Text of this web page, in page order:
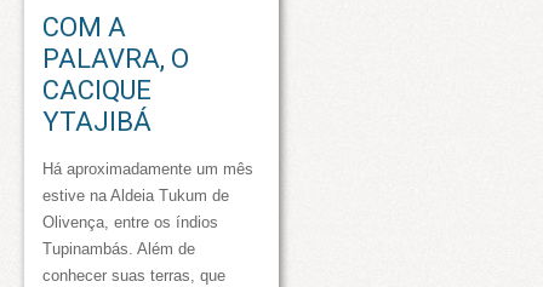
COM A
PALAVRA, O
CACIQUE
YTAJIBÁ
Há aproximadamente um mês
estive na Aldeia Tukum de
Olivença, entre os índios
Tupinambás. Além de
conhecer suas terras, que